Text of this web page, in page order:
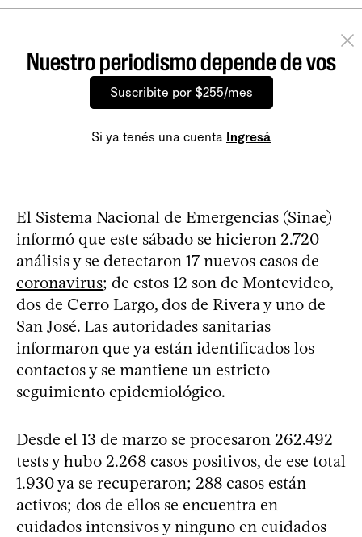
Nuestro periodismo depende de vos
Suscribite por $255/mes
Si ya tenés una cuenta Ingresá
El Sistema Nacional de Emergencias (Sinae)
informó que este sábado se hicieron 2.720
análisis y se detectaron 17 nuevos casos de
coronavirus; de estos 12 son de Montevideo,
dos de Cerro Largo, dos de Rivera y uno de
San José. Las autoridades sanitarias
informaron que ya están identificados los
contactos y se mantiene un estricto
seguimiento epidemiológico.
Desde el 13 de marzo se procesaron 262.492
tests y hubo 2.268 casos positivos, de ese total
1.930 ya se recuperaron; 288 casos están
activos; dos de ellos se encuentra en
cuidados intensivos y ninguno en cuidados